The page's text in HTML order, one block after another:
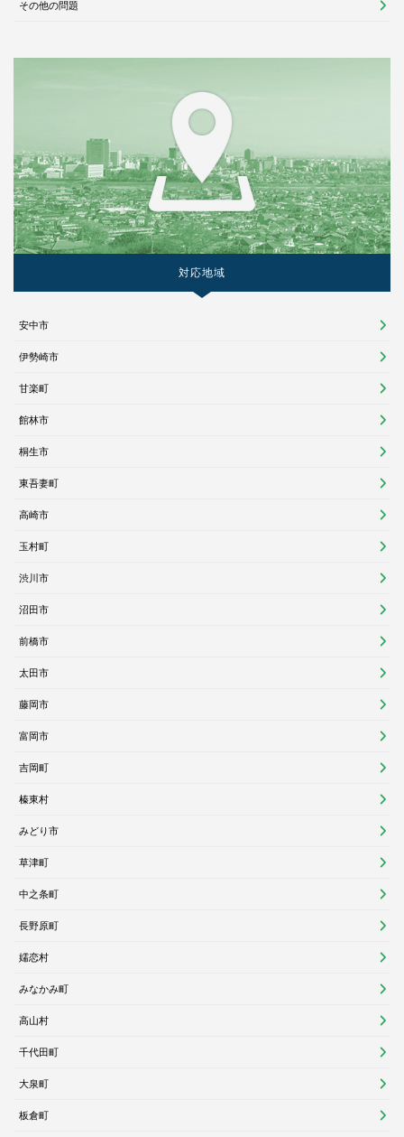
その他の問題
対応地域
安中市
伊勢崎市
甘楽町
館林市
桐生市
東吾妻町
高崎市
玉村町
渋川市
沼田市
前橋市
太田市
藤岡市
富岡市
吉岡町
榛東村
みどり市
草津町
中之条町
長野原町
嬬恋村
みなかみ町
高山村
千代田町
大泉町
板倉町